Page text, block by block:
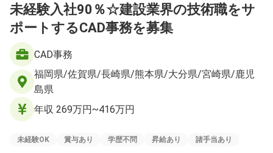
未経験入社90％☆建設業界の技術職をサ
ポートするCAD事務を募集
CAD事務
福岡県/佐賀県/長崎県/熊本県/大分県/宮崎県/鹿児
島県
年収 269万円~416万円
未経験OK 賞与あり 学歴不問 昇給あり 諸手当あり